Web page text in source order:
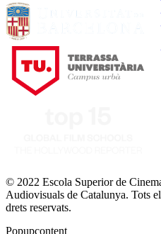
© 2022 Escola Superior de
Audiovisuals de Catalunya. Tots
drets reservats.
Popupcontent